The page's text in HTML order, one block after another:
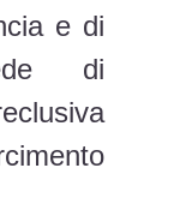
e di
di